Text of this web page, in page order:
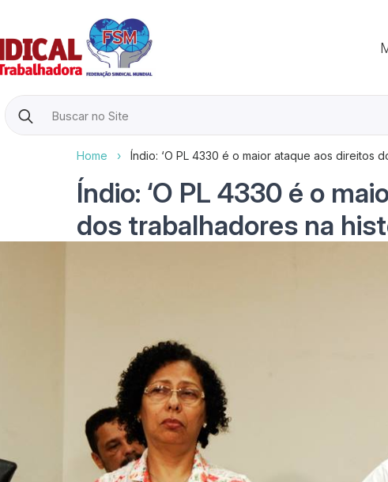
Search
for:
Home › Índio: ‘O PL 4330 é o maior ataque aos direitos
Índio: ‘O PL 4330 é o
dos trabalhadores na